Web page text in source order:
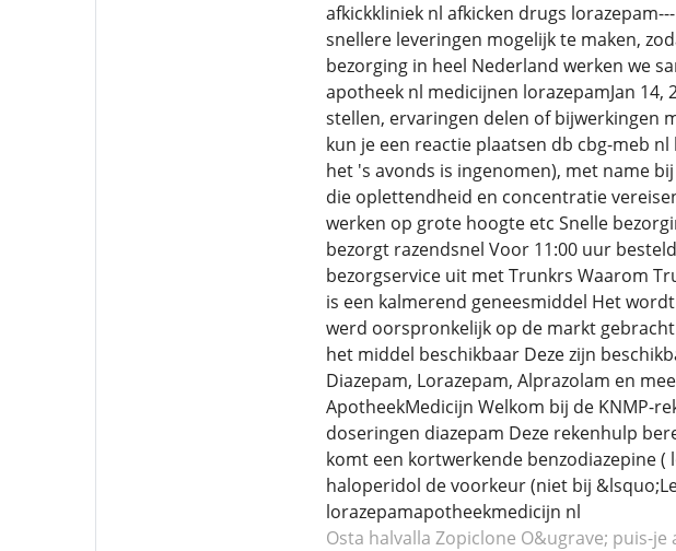
afkickkliniek nl afkicken drugs
snellere leveringen mogelijk te maken,
bezorging in heel Nederland werken we
apotheek nl medicijnen lorazepamJan
stellen, ervaringen delen of bijwerkingen
kun je een reactie plaatsen db cbg-meb
het 's avonds is ingenomen), met name
die oplettendheid en concentratie
werken op grote hoogte etc Snelle
bezorgt razendsnel Voor 11:00 uur
bezorgservice uit met Trunkrs Waarom
is een kalmerend geneesmiddel Het
werd oorspronkelijk op de markt
het middel beschikbaar Deze zijn
Diazepam, Lorazepam, Alprazolam en
ApotheekMedicijn Welkom bij de KNMP-
doseringen diazepam Deze rekenhulp
komt een kortwerkende benzodiazepine
haloperidol de voorkeur (niet bij
lorazepamapotheekmedicijn nl
Osta halvalla Zopiclone O&ugrave; puis-je